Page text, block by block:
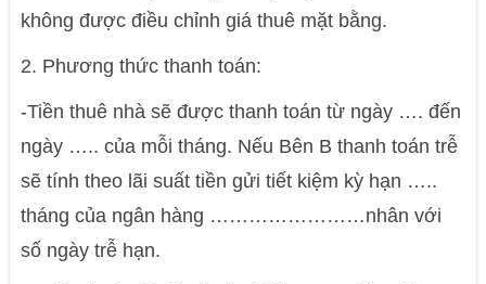
không được điều chỉnh giá thuê mặt bằng.
2. Phương thức thanh toán:
-Tiền thuê nhà sẽ được thanh toán từ ngày …. đến
ngày ….. của mỗi tháng. Nếu Bên B thanh toán trễ
sẽ tính theo lãi suất tiền gửi tiết kiệm kỳ hạn …..
tháng của ngân hàng ……………………nhân với
số ngày trễ hạn.